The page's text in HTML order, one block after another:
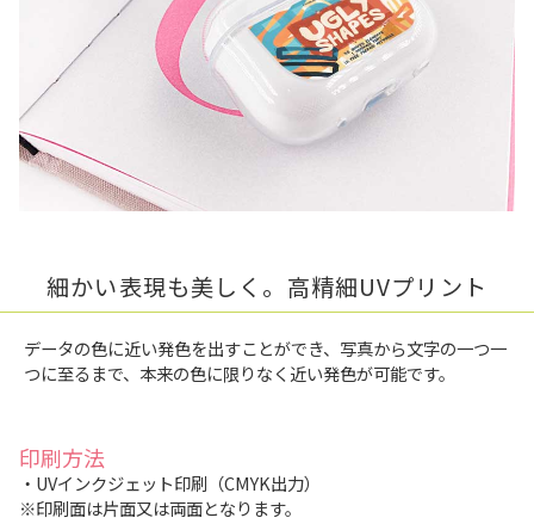
細かい表現も美しく。高精細UVプリント
データの色に近い発色を出すことができ、写真から文字の一つ一
つに至るまで、本来の色に限りなく近い発色が可能です。
印刷方法
・UVインクジェット印刷（CMYK出力）
※印刷面は片面又は両面となります。